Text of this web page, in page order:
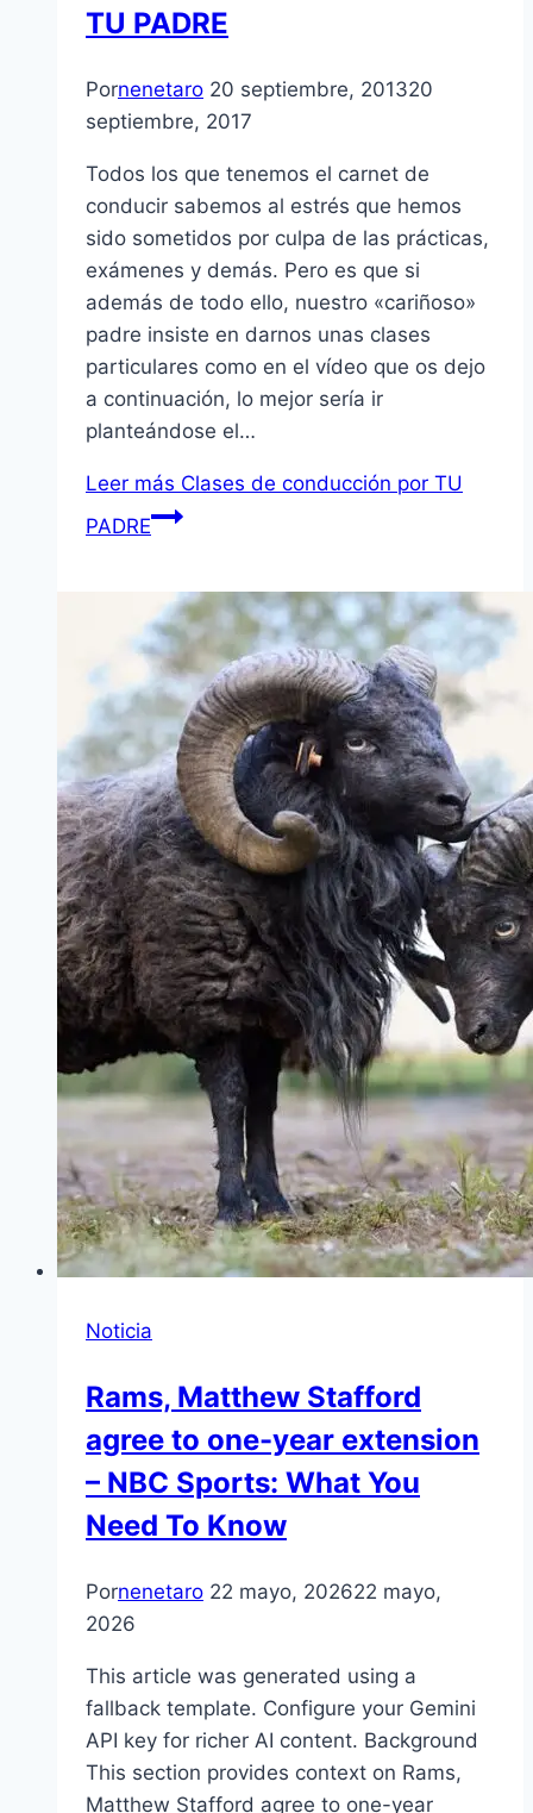
TU PADRE
Pornenetaro 20 septiembre, 201320
septiembre, 2017
Todos los que tenemos el carnet de
conducir sabemos al estrés que hemos
sido sometidos por culpa de las prácticas,
exámenes y demás. Pero es que si
además de todo ello, nuestro «cariñoso»
padre insiste en darnos unas clases
particulares como en el vídeo que os dejo
a continuación, lo mejor sería ir
planteándose el…
Leer más Clases de conducción por TU
PADRE
Noticia
Rams, Matthew Stafford
agree to one-year extension
– NBC Sports: What You
Need To Know
Pornenetaro 22 mayo, 202622 mayo,
2026
This article was generated using a
fallback template. Configure your Gemini
API key for richer AI content. Background
This section provides context on Rams,
Matthew Stafford agree to one-year